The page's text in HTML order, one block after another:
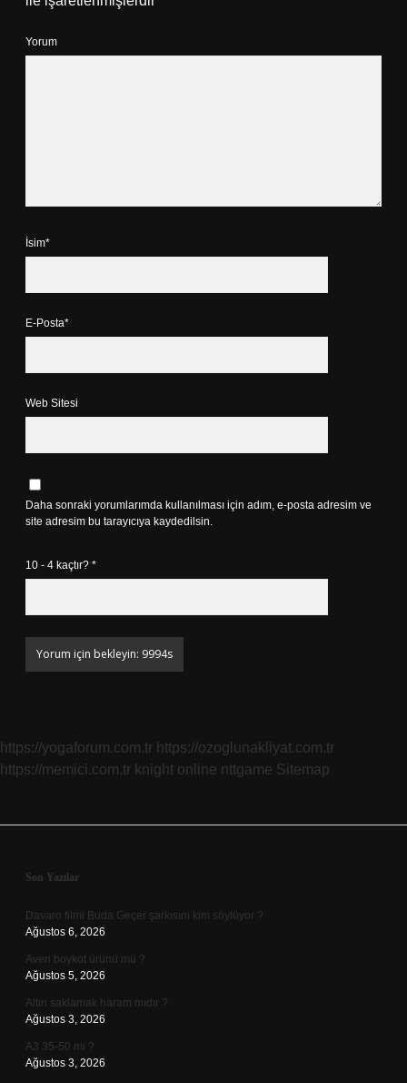
Yorum
İsim*
E-Posta*
Web Sitesi
Daha sonraki yorumlarımda kullanılması için adım, e-posta adresim ve
site adresim bu tarayıcıya kaydedilsin.
10 - 4 kaçtır? *
https://yogaforum.com.tr https://ozoglunakliyat.com.tr
https://memici.com.tr knight online nttgame Sitemap
Sidebar
Son Yazılar
Davaro filmi Buda Geçer şarkısını kim söylüyor ?
Ağustos 6, 2026
Aven boykot ürünü mü ?
Ağustos 5, 2026
Altın saklamak haram mıdır ?
Ağustos 3, 2026
A3 35-50 mi ?
Ağustos 3, 2026